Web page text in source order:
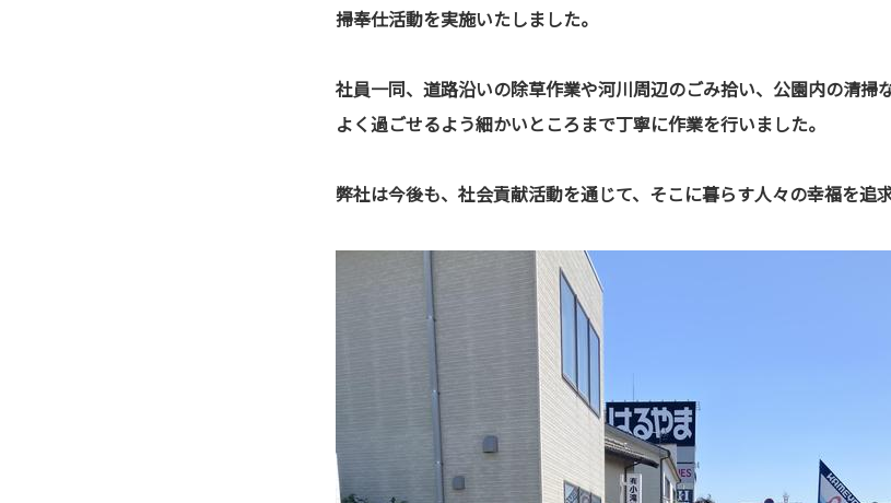
掃奉仕活動を実施いたしました。
社員一同、道路沿いの除草作業や河川周辺のごみ拾い、公園内の清掃
よく過ごせるよう細かいところまで丁寧に作業を行いました。
弊社は今後も、社会貢献活動を通じて、そこに暮らす人々の幸福を追